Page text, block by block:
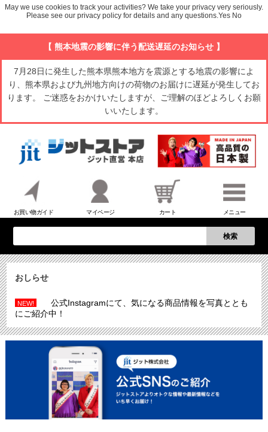
【 熊本地震の影響に伴う配送遅延のお知らせ 】
7月28日に発生した熊本県熊本地方を震源とする地震の影響によ
り、熊本県および九州地方向けの荷物のお届けに遅延が発生してお
ります。 ご迷惑をおかけいたしますが、ご理解のほどよろしくお願
いいたします。
お買い物ガイド マイページ カート メニュー
検索
おしらせ
NEW!
公式Instagramにて、気になる商品情報を写真ととも
にご紹介中！
May we use cookies to track your activities? We take your privacy very seriously.
Please see our privacy policy for details and any questions.Yes No